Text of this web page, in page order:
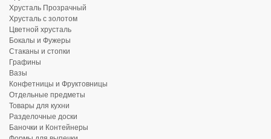
Хрусталь Прозрачный
Хрусталь с золотом
Цветной хрусталь
Бокалы и Фужеры
Стаканы и стопки
Графины
Вазы
Конфетницы и Фруктовницы
Отдельные предметы
Товары для кухни
Разделочные доски
Баночки и Контейнеры